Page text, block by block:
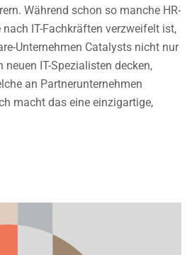
Während schon so manche HR-
IT-Fachkräften verzweifelt ist,
Unternehmen Catalysts nicht nur
IT-Spezialisten decken,
an Partnerunternehmen
macht das eine einzigartige,